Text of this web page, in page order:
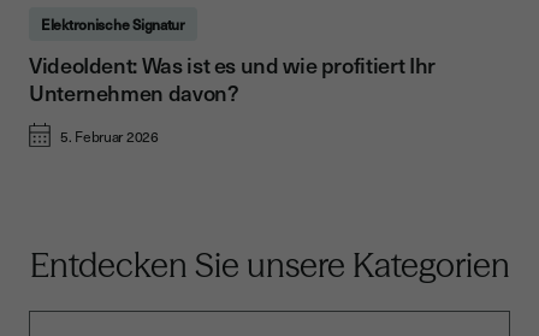
Elektronische Signatur
VideoIdent: Was ist es und wie profitiert Ihr
Unternehmen davon?
5. Februar 2026
Entdecken Sie unsere Kategorien